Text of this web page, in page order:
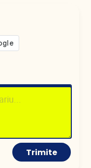
Trimite